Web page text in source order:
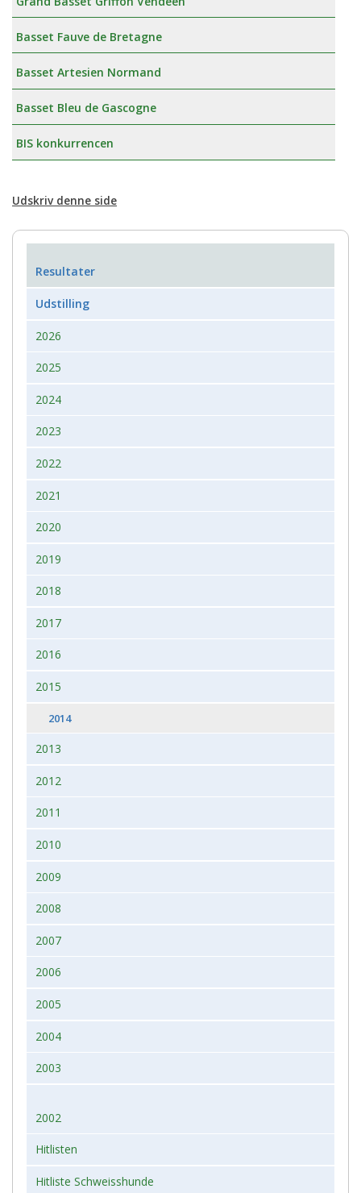
Basset Fauve de Bretagne
Basset Artesien Normand
Basset Bleu de Gascogne
BIS konkurrencen
Udskriv denne side
Resultater
Udstilling
2026
2025
2024
2023
2022
2021
2020
2019
2018
2017
2016
2015
2014
2013
2012
2011
2010
2009
2008
2007
2006
2005
2004
2003
2002
Hitlisten
Hitliste Schweisshunde